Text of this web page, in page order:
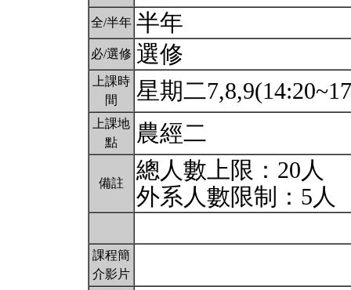
全/半年 半年
必/選修 選修
上課時
間
星期二
上課地
點
農經二
備註
總人數上限：20人
外系人數限制：5人
課程簡
介影片